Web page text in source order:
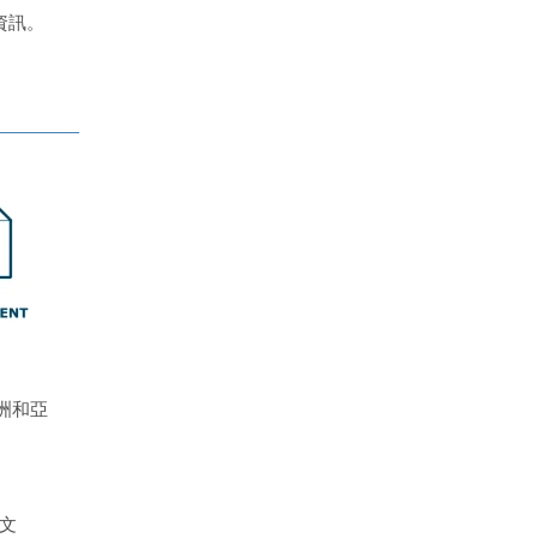
。
和亞